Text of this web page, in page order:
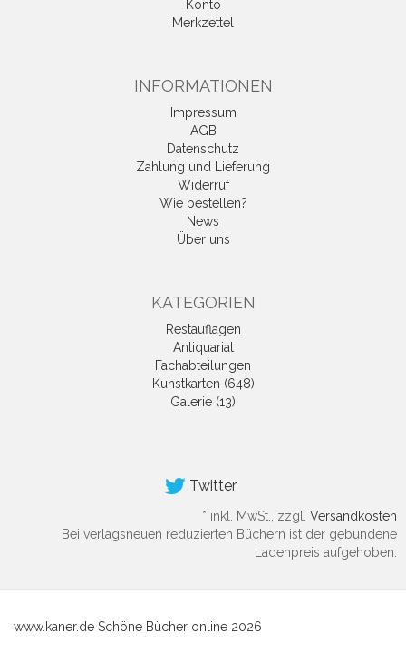
Konto
Merkzettel
INFORMATIONEN
Impressum
AGB
Datenschutz
Zahlung und Lieferung
Widerruf
Wie bestellen?
News
Über uns
KATEGORIEN
Restauflagen
Antiquariat
Fachabteilungen
Kunstkarten (648)
Galerie (13)
Twitter
* inkl. MwSt., zzgl. Versandkosten
Bei verlagsneuen reduzierten Büchern ist der gebundene
Ladenpreis aufgehoben.
www.kaner.de Schöne Bücher online 2026